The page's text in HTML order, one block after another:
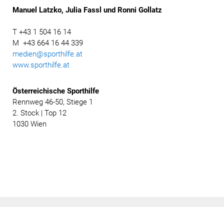
Manuel Latzko, Julia Fassl und Ronni Gollatz
T +43 1 504 16 14
M +43 664 16 44 339
medien@sporthilfe.at
www.sporthilfe.at
Österreichische Sporthilfe
Rennweg 46-50, Stiege 1
2. Stock | Top 12
1030 Wien